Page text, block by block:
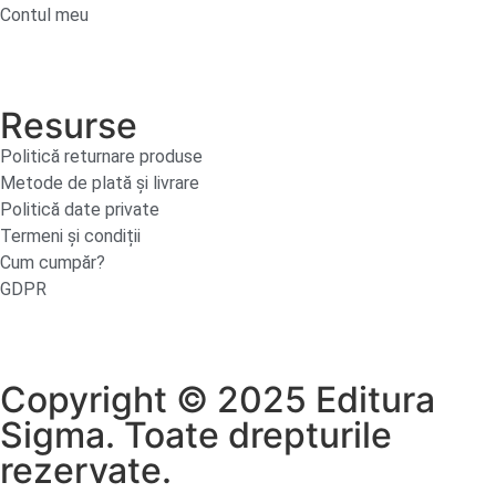
Contul meu
Resurse
Politică returnare produse
Metode de plată și livrare
Politică date private
Termeni și condiții
Cum cumpăr?
GDPR
Copyright © 2025 Editura
Sigma. Toate drepturile
rezervate.